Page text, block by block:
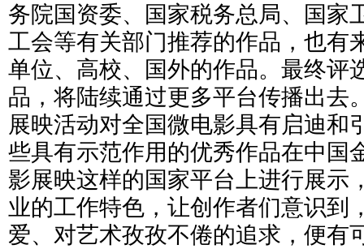
务院国资委、国家税务总局、国家
工会等有关部门推荐的作品，也有
单位、高校、国外的作品。最终评
品，将陆续通过更多平台传播出去
展映活动对全国微电影具有启迪和
些具有示范作用的优秀作品在中国
影展映这样的国家平台上进行展示
业的工作特色，让创作者们意识到
爱、对艺术孜孜不倦的追求，便有